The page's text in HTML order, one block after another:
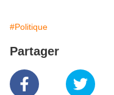
#Politique
Partager